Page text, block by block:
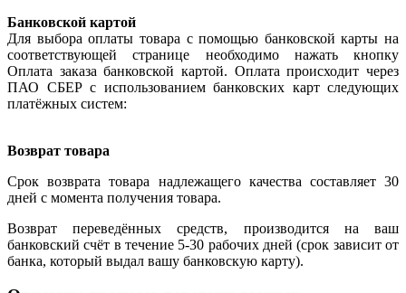
Банковской картой
Для выбора оплаты товара с помощью банковской карты на
соответствующей странице необходимо нажать кнопку
Оплата заказа банковской картой. Оплата происходит через
ПАО СБЕР с использованием банковских карт следующих
платёжных систем:
Возврат товара
Срок возврата товара надлежащего качества составляет 30
дней с момента получения товара.
Возврат переведённых средств, производится на ваш
банковский счёт в течение 5-30 рабочих дней (срок зависит от
банка, который выдал вашу банковскую карту).